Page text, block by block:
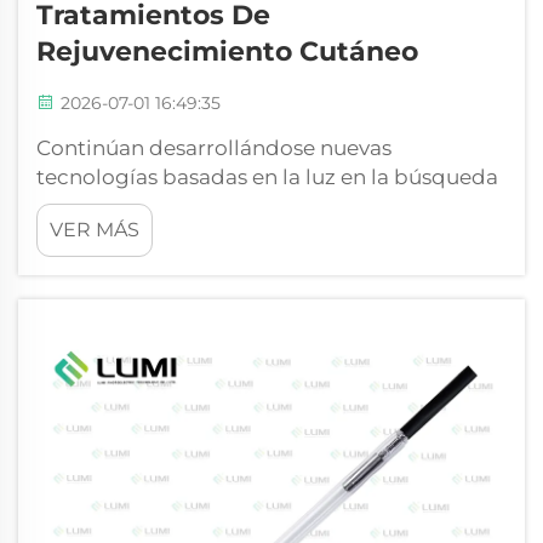
Tratamientos De
Rejuvenecimiento Cutáneo
2026-07-01 16:49:35
Continúan desarrollándose nuevas
tecnologías basadas en la luz en la búsqueda
de una piel joven y radiante. Aunque las
lámparas de xenón han sido el estándar para
usos de espectro amplio, las lámparas de
rejuvenecimiento cutáneo...
VER MÁS